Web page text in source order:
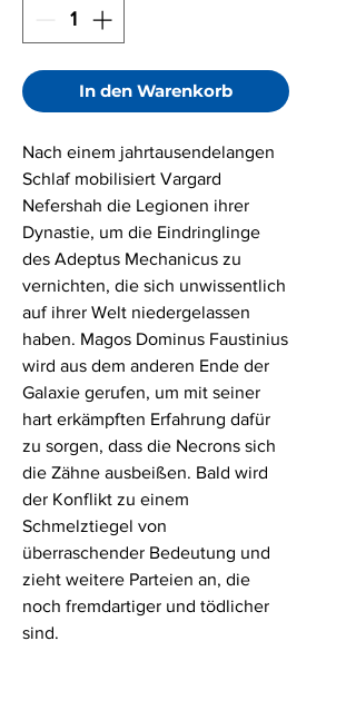
In den Warenkorb
Nach einem jahrtausendelangen
Schlaf mobilisiert Vargard
Nefershah die Legionen ihrer
Dynastie, um die Eindringlinge
des Adeptus Mechanicus zu
vernichten, die sich unwissentlich
auf ihrer Welt niedergelassen
haben. Magos Dominus Faustinius
wird aus dem anderen Ende der
Galaxie gerufen, um mit seiner
hart erkämpften Erfahrung dafür
zu sorgen, dass die Necrons sich
die Zähne ausbeißen. Bald wird
der Konflikt zu einem
Schmelztiegel von
überraschender Bedeutung und
zieht weitere Parteien an, die
noch fremdartiger und tödlicher
sind.